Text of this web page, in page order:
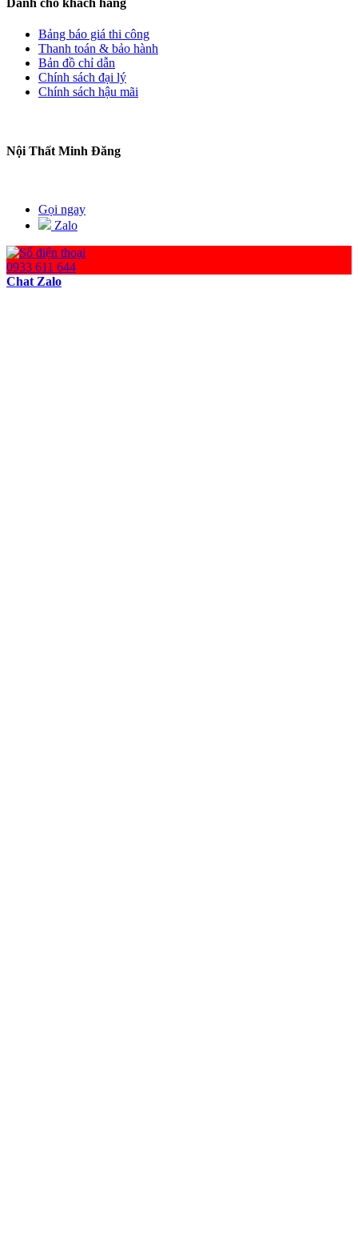
Dành cho khách hàng
Bảng báo giá thi công
Thanh toán & bảo hành
Bản đồ chỉ dẫn
Chính sách đại lý
Chính sách hậu mãi
Nội Thất Minh Đăng
Gọi ngay
Zalo
0933 611 644
Chat Zalo